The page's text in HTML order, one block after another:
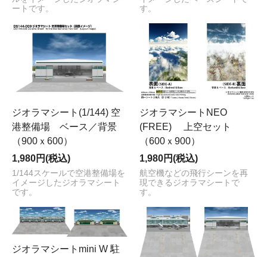
ートです。
す。
ジオラマシート(1/144) 空
港整備場 ベース／背景
（900ｘ600）
1,980円(税込)
1/144スケールで空港整備場を
イメージしたジオラマシート
です。
ジオラマシートNEO
(FREE) 上空セット
（600ｘ900）
1,980円(税込)
航空機などの飛行シーンを再
現できるジオラマシートで
す。
ジオラマシートmini W 駐